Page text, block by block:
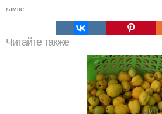
камне
Читайте также